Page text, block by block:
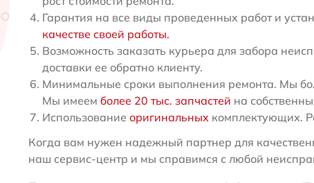
Гарантия на все виды проведенных работ и
качестве своей работы.
Возможность заказать курьера для забора
доставки ее обратно клиенту.
Минимальные сроки выполнения ремонта. Мы
Мы имеем более 20 тыс. запчастей на
Использование оригинальныхкомплектующих.
Когда вам нужен надежный партнер для
наш сервис-центр и мы справимся с любой